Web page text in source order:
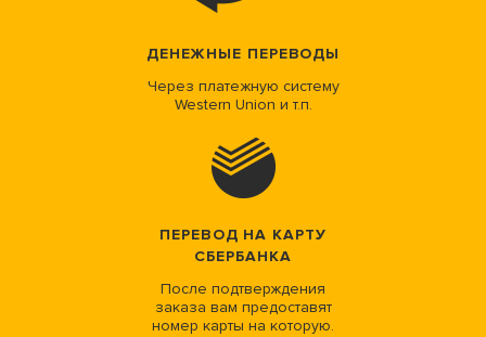
ДЕНЕЖНЫЕ ПЕРЕВОДЫ
Через платежную систему
Western Union и т.п.
ПЕРЕВОД НА КАРТУ
СБЕРБАНКА
После подтверждения
заказа вам предоставят
номер карты на которую.